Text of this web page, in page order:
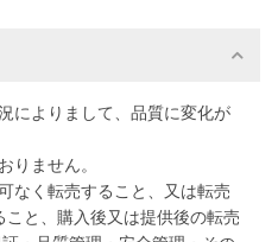
によりまして、品質に変化が
りません。
なく転売すること、又は転売
と、購入後又は提供後の転売